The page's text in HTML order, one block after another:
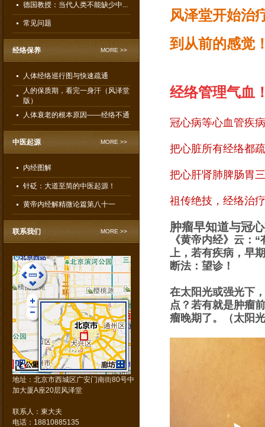
德国教授：当代人类不能缺少中...
常见问题
经络保养 MORE >>
人体经络巡行图与快速疏通
人的保质期，看完一身汗（风泽堂
版）
人体衰老的根本原因——经络不通
中医起源 MORE >>
内经图解
针砭：大道至简的中医起源！
黄帝内经解精微论篇第八十一
联系我们 MORE >>
GS(2011)1617号 Data © NavInfo
風澤堂痔疮康复部
2 公里
地址：北京市西城区广安门南街80号中
加大厦A座20层风泽堂
联系人：東大夫
电话：18810885135
风泽堂开始治
到从前的感觉
经络管理气血
冠心病等心血管疾
把心脏所有经络都
把心肝肾肺脾肠胃
祖传绝技，经络治
肿瘤早知道与冠
《黄帝内经》云：
上，若有疾病，早
断法：望诊！
在太阳光或强光下
点？若有就是肿瘤
瘤晚期了。（太阳